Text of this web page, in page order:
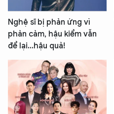
Nghệ sĩ bị phản ứng vì
phản cảm, hậu kiểm vẫn
để lại...hậu quả!